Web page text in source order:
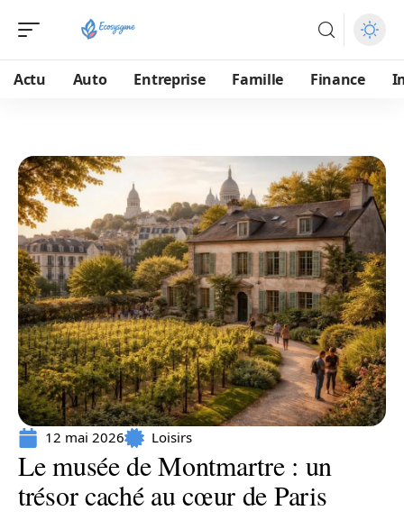
Actu Auto Entreprise Famille Finance
12 mai 2026 Loisirs
Le musée de Montmartre : un
trésor caché au cœur de Paris